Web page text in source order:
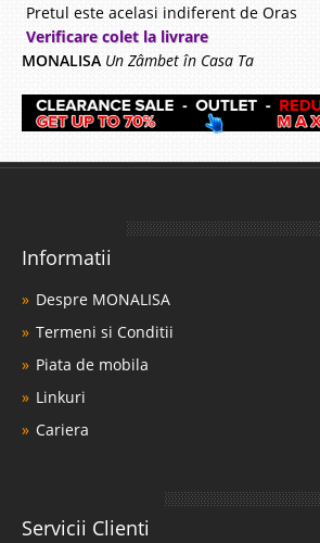
Pretul este acelasi indiferent de Oras
Verificare colet la livrare
MONALISA Un Zâmbet în Casa Ta
Informatii
Despre MONALISA
Termeni si Conditii
Piata de mobila
Linkuri
Cariera
Servicii Clienti